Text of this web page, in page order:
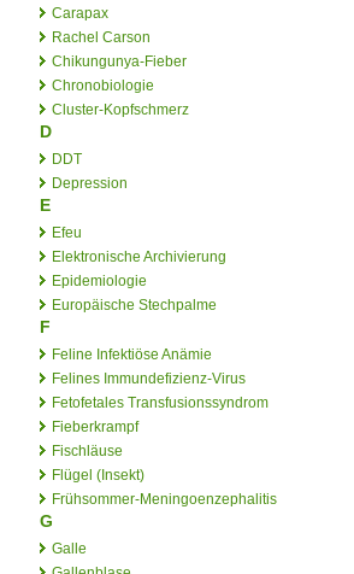
Carapax
Rachel Carson
Chikungunya-Fieber
Chronobiologie
Cluster-Kopfschmerz
D
DDT
Depression
E
Efeu
Elektronische Archivierung
Epidemiologie
Europäische Stechpalme
F
Feline Infektiöse Anämie
Felines Immundefizienz-Virus
Fetofetales Transfusionssyndrom
Fieberkrampf
Fischläuse
Flügel (Insekt)
Frühsommer-Meningoenzephalitis
G
Galle